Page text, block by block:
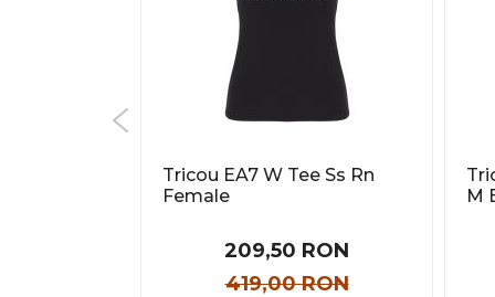
Tricou EA7 W Tee Ss Rn
Female
209,50 RON
419,00 RON
M